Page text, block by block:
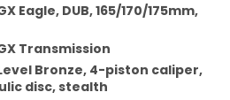
Eagle, DUB, 165/170/175mm,
Transmission
Level Bronze, 4-piston caliper,
disc, stealth